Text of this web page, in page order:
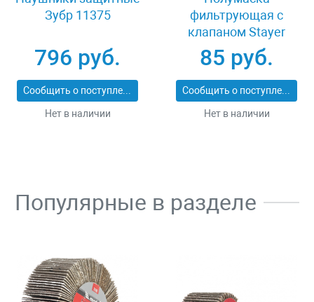
Зубр 11375
796 руб.
Сообщить о поступлении
Нет в наличии
фильтрующая с
клапаном Stayer
MASTER 11116
85 руб.
Сообщить о поступлении
Нет в наличии
Популярные в разделе